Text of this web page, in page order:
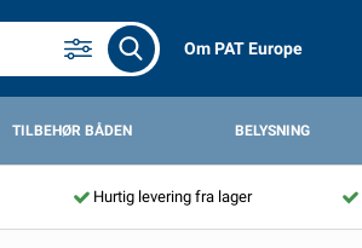
Om PAT Europe
TILBEHØR BÅDEN BELYSNING
Hurtig levering fra lager